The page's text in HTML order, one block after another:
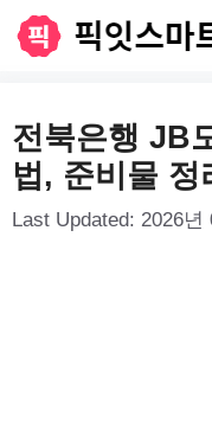
로
건
너
전북은행 JB
법, 준비물 정
Last Updated: 2026년